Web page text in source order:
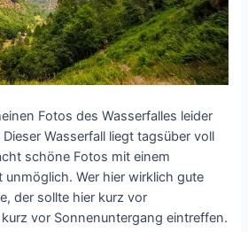
Fotos des Wasserfalles leider
Wasserfall liegt tagsüber voll
schöne Fotos mit einem
Wer hier wirklich gute
der sollte hier kurz vor
vor Sonnenuntergang eintreffen.